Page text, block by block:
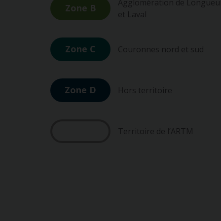
Zone B
Agglomération de
et Laval
Zone C Couronnes nord et sud
Zone D Hors territoire
Territoire de l’ARTM